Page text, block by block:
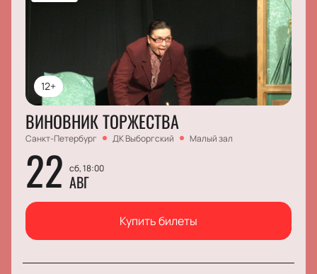
12+
ВИНОВНИК ТОРЖЕСТВА
Санкт-Петербург ДК Выборгский Малый зал
22 сб, 18:00
АВГ
Купить билеты